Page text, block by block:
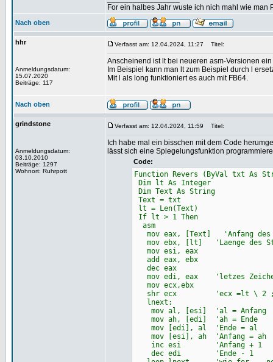
For ein halbes Jahr wuste ich nich mahl wie man
Nach oben
hhr
Anmeldungsdatum:
15.07.2020
Beiträge: 117
Verfasst am: 12.04.2024, 11:27 Titel:
Anscheinend ist lt bei neueren asm-Versionen
Im Beispiel kann man lt zum Beispiel durch l
Mit l als long funktioniert es auch mit FB64.
Nach oben
grindstone
Anmeldungsdatum:
03.10.2010
Beiträge: 1297
Wohnort: Ruhrpott
Verfasst am: 12.04.2024, 11:59 Titel:
Ich habe mal ein bisschen mit dem Code
lässt sich eine Spiegelungsfunktion
Code:
Function Revers (ByVal txt As
Dim lt As Integer
Dim Text As String
Text = txt
lt = Len(Text)
If lt > 1 Then
asm
mov eax, [Text] 'Anfang des
mov ebx, [lt] 'Laenge des
mov esi, eax
add eax, ebx
dec eax
mov edi, eax 'letzes
mov ecx,ebx
shr ecx 'ecx =lt \ 2
lnext:
mov al, [esi] 'al = Anfang
mov ah, [edi] 'ah = Ende
mov [edi], al 'Ende = al
mov [esi], ah 'Anfang = ah
inc esi 'Anfang + 1
dec edi 'Ende - 1